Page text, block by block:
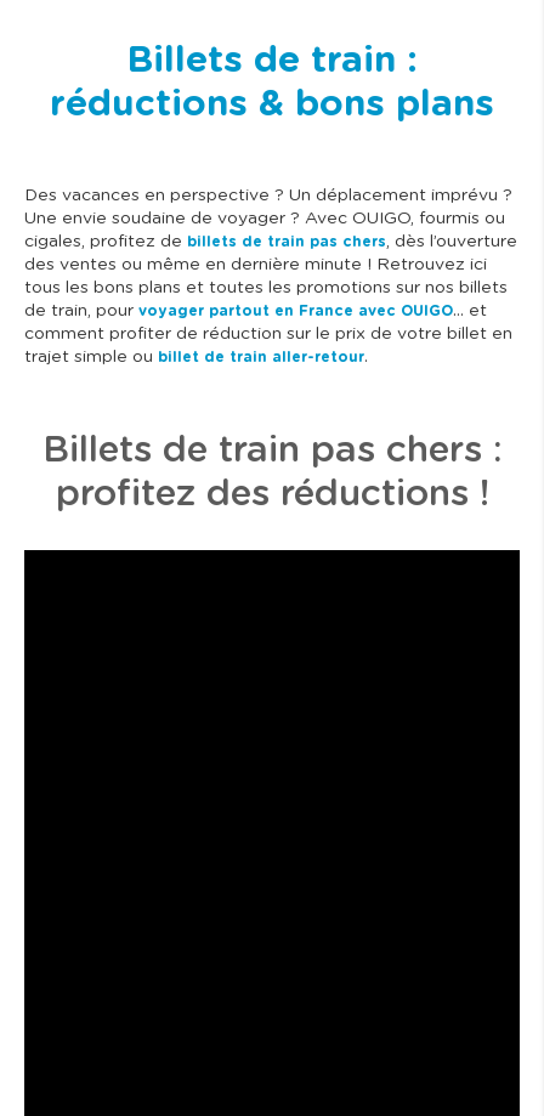
Billets de train :
réductions & bons plans
Des vacances en perspective ? Un déplacement imprévu ?
Une envie soudaine de voyager ? Avec OUIGO, fourmis ou
cigales, profitez de billets de train pas chers, dès l’ouverture
des ventes ou même en dernière minute ! Retrouvez ici
tous les bons plans et toutes les promotions sur nos billets
de train, pour voyager partout en France avec OUIGO… et
comment profiter de réduction sur le prix de votre billet en
trajet simple ou billet de train aller-retour.
Billets de train pas chers :
profitez des réductions !